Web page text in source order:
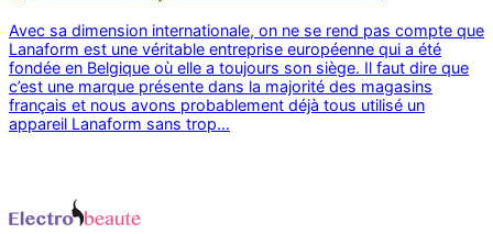
Avec sa dimension internationale, on ne se rend pas compte que
Lanaform est une véritable entreprise européenne qui a été
fondée en Belgique où elle a toujours son siège. Il faut dire que
c’est une marque présente dans la majorité des magasins
français et nous avons probablement déjà tous utilisé un
appareil Lanaform sans trop…